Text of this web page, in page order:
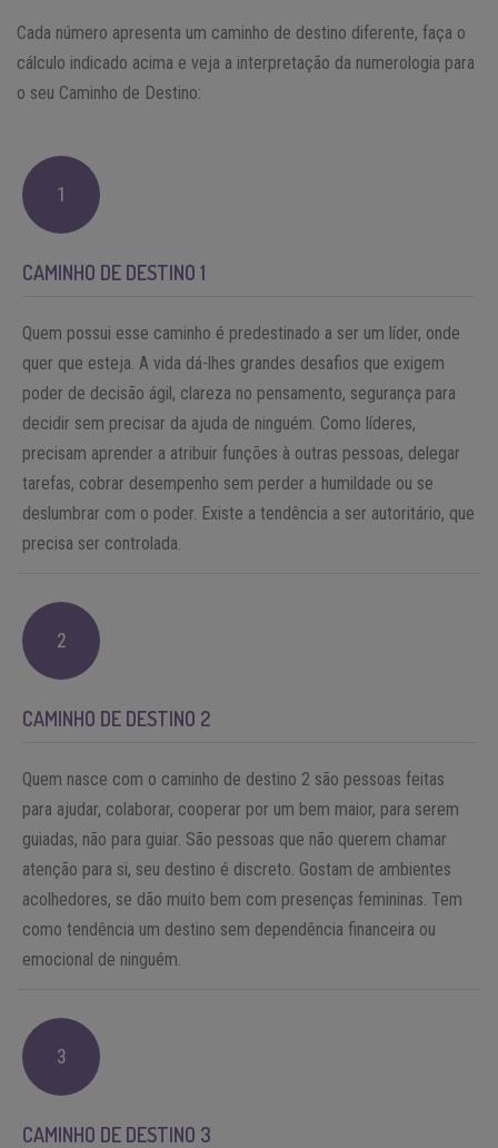
Cada número apresenta um caminho de destino diferente, faça o
cálculo indicado acima e veja a interpretação da numerologia para
o seu Caminho de Destino:
1
CAMINHO DE DESTINO 1
Quem possui esse caminho é predestinado a ser um líder, onde
quer que esteja. A vida dá-lhes grandes desafios que exigem
poder de decisão ágil, clareza no pensamento, segurança para
decidir sem precisar da ajuda de ninguém. Como líderes,
precisam aprender a atribuir funções à outras pessoas, delegar
tarefas, cobrar desempenho sem perder a humildade ou se
deslumbrar com o poder. Existe a tendência a ser autoritário, que
precisa ser controlada.
2
CAMINHO DE DESTINO 2
Quem nasce com o caminho de destino 2 são pessoas feitas
para ajudar, colaborar, cooperar por um bem maior, para serem
guiadas, não para guiar. São pessoas que não querem chamar
atenção para si, seu destino é discreto. Gostam de ambientes
acolhedores, se dão muito bem com presenças femininas. Tem
como tendência um destino sem dependência financeira ou
emocional de ninguém.
3
CAMINHO DE DESTINO 3